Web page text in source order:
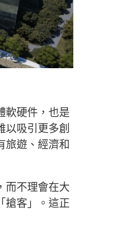
軟硬件，也是
吸引更多創
旅遊、經濟和
而不理會在大
搶客」。這正